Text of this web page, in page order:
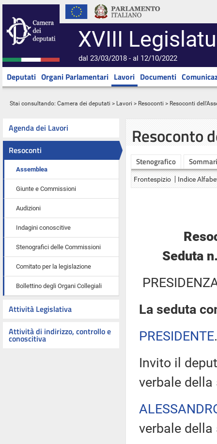
XVIII
dal 23/03/2018 - al 12/10/2022
Deputati Organi Parlamentari Lavori Documenti
Stai consultando: Camera dei deputati > Lavori > Resoconti > Resoconti
Agenda dei Lavori
Resoconti
Assemblea
Giunte e Commissioni
Audizioni
Indagini conoscitive
Stenografici delle Commissioni
Comitato per la legislazione
Bollettino degli Organi Collegiali
Attività Legislativa
Attività di indirizzo, controllo e
conoscitiva
Resoconto
Stenografico
Frontespizio Indice
Seduta
La seduta
PRESIDENTE
Invito il
verbale della
verbale